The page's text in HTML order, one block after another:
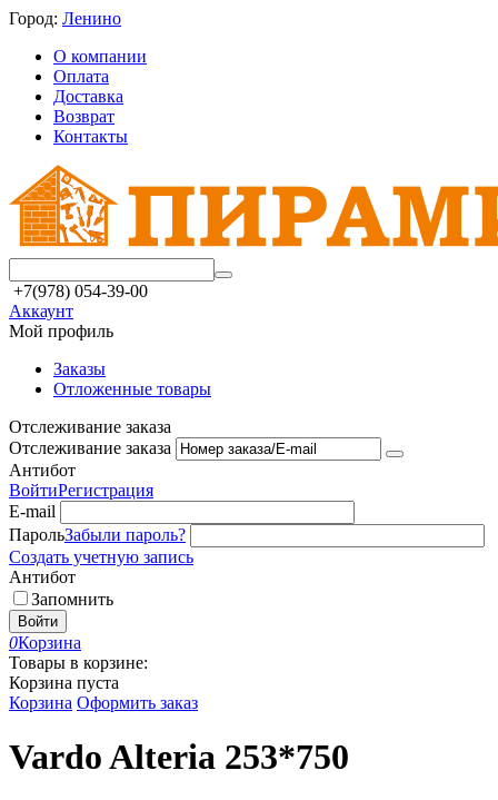
Город: Ленино
О компании
Оплата
Доставка
Возврат
Контакты
+7(978) 054-39-00
Аккаунт
Мой профиль
Заказы
Отложенные товары
Отслеживание заказа
Отслеживание заказа
Антибот
ВойтиРегистрация
E-mail
ПарольЗабыли пароль?
Создать учетную запись
Антибот
Запомнить
Войти
0Корзина
Товары в корзине:
Корзина пуста
Корзина Оформить заказ
Vardo Alteria 253*750